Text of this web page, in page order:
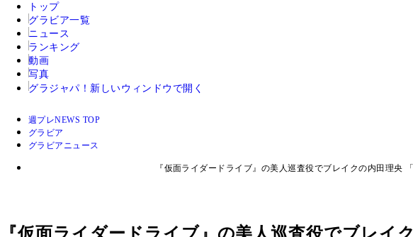
トップ
グラビア一覧
ニュース
ランキング
動画
写真
グラジャパ！ 新しいウィンドウで開く
週プレNEWS TOP
グラビア
グラビアニュース
『仮面ライダードライブ』の美人巡査役でブレイクの内田理央
『仮面ライダードライブ』の美人巡査役でブレイ